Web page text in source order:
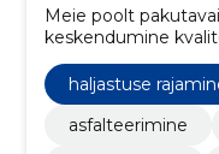
Meie poolt
keskendumine
teostus. Pidevalt
töö efektiivsuse
rikkalikule
keerukusega
haljastuse
asfalteerimine